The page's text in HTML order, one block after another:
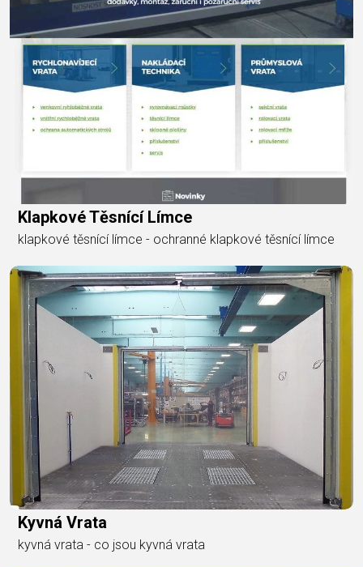
Klapkové Těsnící Límce
klapkové těsnící límce - ochranné klapkové těsnící límce
Kyvná Vrata
kyvná vrata - co jsou kyvná vrata